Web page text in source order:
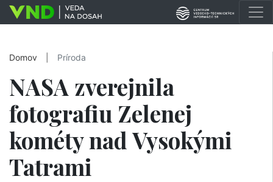
Domov Príroda
NASA zverejnila
fotografiu Zelenej
kométy nad Vysokými
Tatrami